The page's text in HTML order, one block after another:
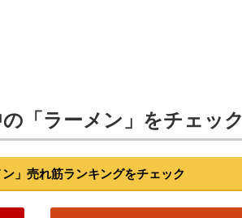
「ラーメン」をチェック
」売れ筋ランキングをチェック